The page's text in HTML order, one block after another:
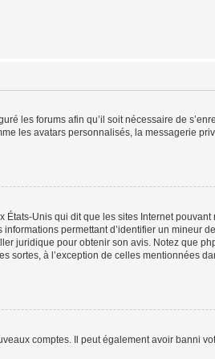
les forums afin qu’il soit nécessaire de
les avatars personnalisés, la messagerie
États-Unis qui dit que les sites Internet
permettant d’identifier un mineur
juridique pour obtenir son avis. Notez que
sortes, à l’exception de celles mentionnées
comptes. Il peut également avoir banni